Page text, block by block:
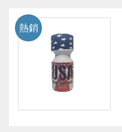
熱銷